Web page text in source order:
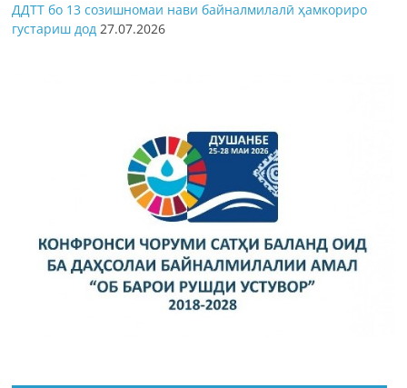
ДДТТ бо 13 созишномаи нави байналмилалӣ ҳамкориро
густариш дод 27.07.2026